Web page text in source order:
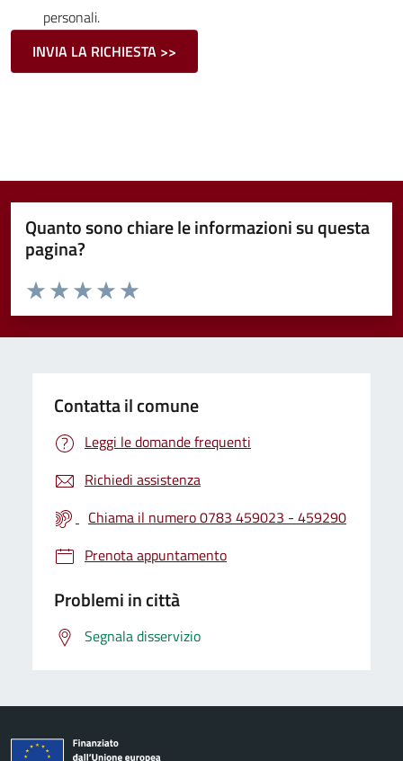
personali.
Quanto sono chiare le informazioni su questa
pagina?
Valuta da 1 a 5 stelle la pagina
Valuta 5 stelle su 5
Valuta 4 stelle su 5
Valuta 3 stelle su 5
Valuta 2 stelle su 5
Valuta 1 stelle su 5
Contatta il comune
Leggi le domande frequenti
Richiedi assistenza
Chiama il numero 0783 459023 - 459290
Prenota appuntamento
Problemi in città
Segnala disservizio